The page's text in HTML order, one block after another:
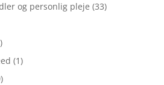
og personlig pleje (33)
(1)